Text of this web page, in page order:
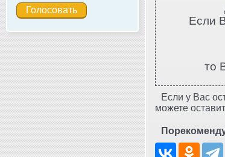
Если
то
Если у Вас
можете